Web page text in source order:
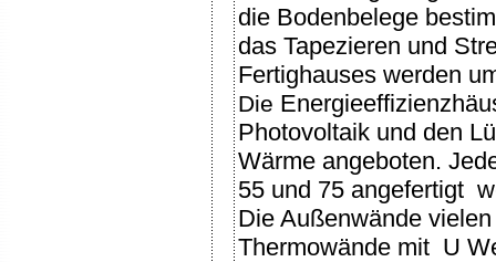
die Bodenbelege
das Tapezieren und
Fertighauses werden
Die
Photovoltaik und den
Wärme angeboten.
55 und 75 angefertigt
Die Außenwände
Thermowände mit U